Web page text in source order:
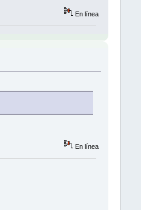
En línea
En línea